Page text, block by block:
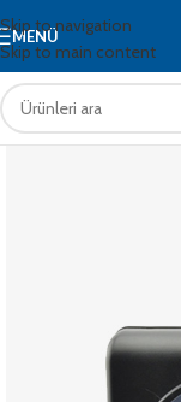
Skip to navigation
Skip to main content
MENÜ